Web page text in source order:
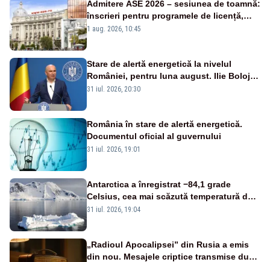
Admitere ASE 2026 – sesiunea de toamnă:
înscrieri pentru programele de licență,
masterat și doctorat
1 aug. 2026, 10:45
Stare de alertă energetică la nivelul
României, pentru luna august. Ilie Bolojan
a anunțat importuri și posibile restricții –
31 iul. 2026, 20:30
România în stare de alertă energetică.
Documentul oficial al guvernului
31 iul. 2026, 19:01
Antarctica a înregistrat −84,1 grade
Celsius, cea mai scăzută temperatură de
pe Terra din 2012
31 iul. 2026, 19:04
„Radioul Apocalipsei” din Rusia a emis
din nou. Mesajele criptice transmise după